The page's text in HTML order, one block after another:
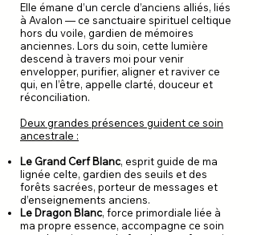
Elle émane d’un cercle d’anciens alliés, liés
à Avalon — ce sanctuaire spirituel celtique
hors du voile, gardien de mémoires
anciennes. Lors du soin, cette lumière
descend à travers moi pour venir
envelopper, purifier, aligner et raviver ce
qui, en l’être, appelle clarté, douceur et
réconciliation.
Deux grandes présences guident ce soin
ancestrale :
Le Grand Cerf Blanc, esprit guide de ma
lignée celte, gardien des seuils et des
forêts sacrées, porteur de messages et
d’enseignements anciens.​
Le Dragon Blanc, force primordiale liée à
ma propre essence, accompagne ce soin